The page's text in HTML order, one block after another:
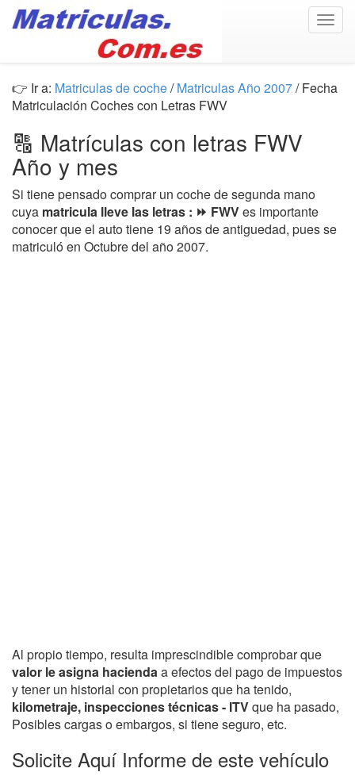
👉 Ir a: Matriculas de coche/Matriculas Año 2007/ Fecha
Matriculación Coches con Letras FWV
🔠 Matrículas con letras FWV
Año y mes
Si tiene pensado comprar un coche de segunda mano
cuya matricula lleve las letras : ⏩ FWVes importante
conocer que el auto tiene 19 años de antiguedad, pues se
matriculó en Octubre del año 2007.
Al propio tiempo, resulta imprescindible comprobar que
valor le asigna haciendaa efectos del pago de impuestos
y tener un historial con propietarios que ha tenido,
kilometraje, inspecciones técnicas - ITVque ha pasado,
Posibles cargas o embargos, si tiene seguro, etc.
Solicite Aquí Informe de este vehículo